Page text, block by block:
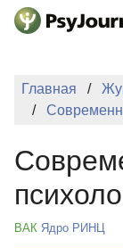
Перейти к
Главная
ВАК Ядро РИНЦ